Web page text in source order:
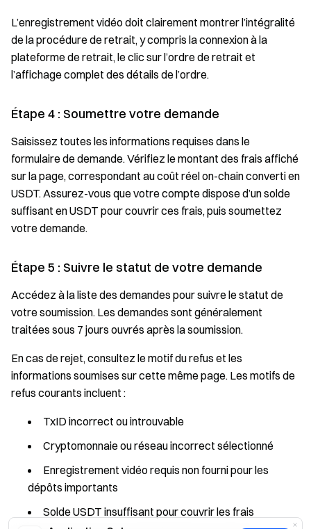
L’enregistrement vidéo doit clairement montrer l’intégralité
de la procédure de retrait, y compris la connexion à la
plateforme de retrait, le clic sur l’ordre de retrait et
l’affichage complet des détails de l’ordre.
Étape 4 : Soumettre votre demande
Saisissez toutes les informations requises dans le
formulaire de demande. Vérifiez le montant des frais affiché
sur la page, correspondant au coût réel on-chain converti en
USDT. Assurez-vous que votre compte dispose d’un solde
suffisant en USDT pour couvrir ces frais, puis soumettez
votre demande.
Étape 5 : Suivre le statut de votre demande
Accédez à la liste des demandes pour suivre le statut de
votre soumission. Les demandes sont généralement
traitées sous 7 jours ouvrés après la soumission.
En cas de rejet, consultez le motif du refus et les
informations soumises sur cette même page. Les motifs de
refus courants incluent :
TxID incorrect ou introuvable
Cryptomonnaie ou réseau incorrect sélectionné
Enregistrement vidéo requis non fourni pour les
dépôts importants
Solde USDT insuffisant pour couvrir les frais